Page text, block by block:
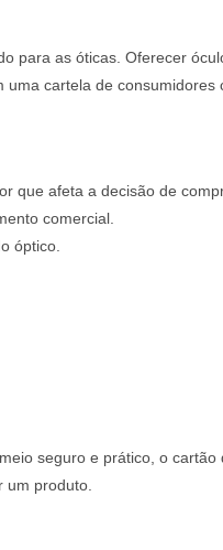
para as óticas. Oferecer
cartela de
que afeta a decisão de
comercial.
óptico.
seguro e prático, o
um produto.